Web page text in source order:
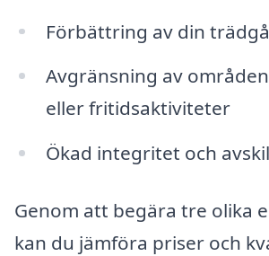
Förbättring av din
Avgränsning av
eller fritidsaktiviteter
Ökad integritet och
Genom att begära tre olika
kan du jämföra priser och